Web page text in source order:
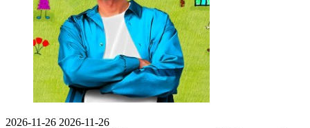
2026-11-26 2026-11-26